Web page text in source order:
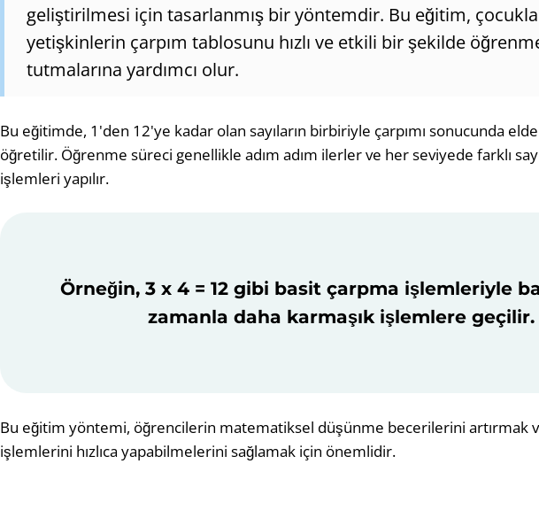
geliştirilmesi için tasarlanmış bir yöntemdir. Bu eğitim,
yetişkinlerin çarpım tablosunu hızlı ve etkili bir şekilde
tutmalarına yardımcı olur.
Bu eğitimde, 1'den 12'ye kadar olan sayıların birbiriyle çarpımı sonucunda
öğretilir. Öğrenme süreci genellikle adım adım ilerler ve her seviyede farklı
işlemleri yapılır.
Örneğin, 3 x 4 = 12 gibi basit çarpma işlemleriyle
zamanla daha karmaşık işlemlere geçilir.
Bu eğitim yöntemi, öğrencilerin matematiksel düşünme becerilerini artırmak
işlemlerini hızlıca yapabilmelerini sağlamak için önemlidir.